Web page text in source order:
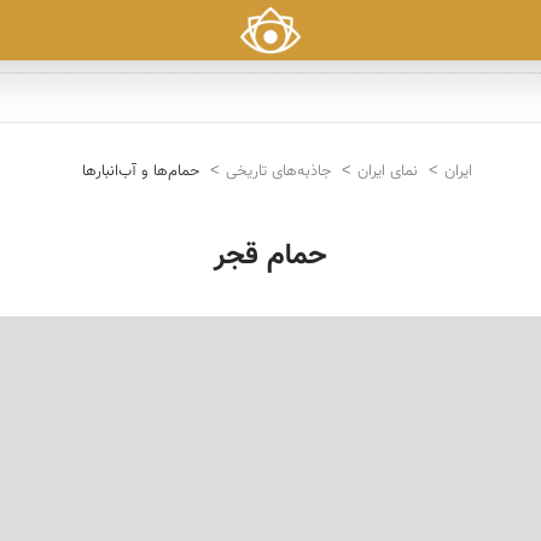
ایران نمای ایران جاذبه‌های تاریخی حمام‌ها و آب‌انبارها
حمام قجر